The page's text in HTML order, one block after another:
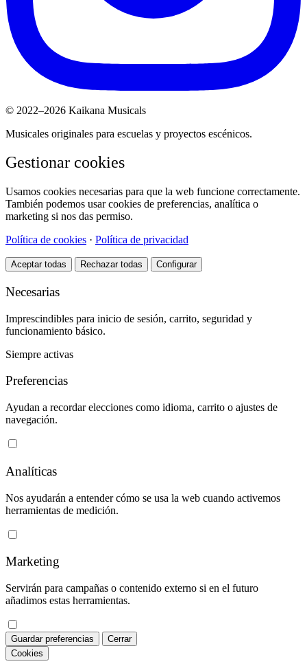
© 2022–2026 Kaikana Musicals
Musicales originales para escuelas y proyectos escénicos.
Gestionar cookies
Usamos cookies necesarias para que la web funcione correctamente.
También podemos usar cookies de preferencias, analítica o
marketing si nos das permiso.
Política de cookies · Política de privacidad
Aceptar todas Rechazar todas Configurar
Necesarias
Imprescindibles para inicio de sesión, carrito, seguridad y
funcionamiento básico.
Siempre activas
Preferencias
Ayudan a recordar elecciones como idioma, carrito o ajustes de
navegación.
Analíticas
Nos ayudarán a entender cómo se usa la web cuando activemos
herramientas de medición.
Marketing
Servirán para campañas o contenido externo si en el futuro
añadimos estas herramientas.
Guardar preferencias
Cerrar
Cookies